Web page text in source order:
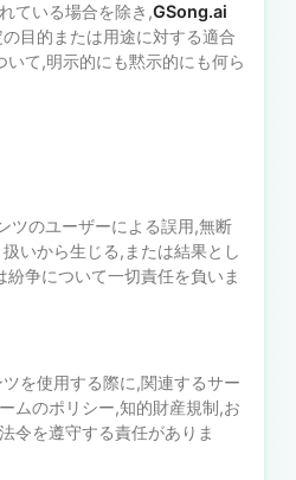
ている場合を除き,GSong.ai
目的または用途に対する適合
て,明示的にも黙示的にも何ら
ツのユーザーによる誤用,無断
いから生じる,または結果とし
争について一切責任を負いま
を使用する際に,関連するサー
ムのポリシー,知的財産規制,お
令を遵守する責任がありま